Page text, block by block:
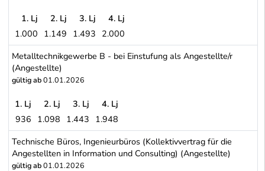
Metalltechnikgewerbe A - bei Einstufung als Arbeiter/in (Arbeiter)
1. Lj 2. Lj 3. Lj
4. Lj
1.000 1.149 1.493 2.000
Metalltechnikgewerbe B - bei Einstufung als Angestellte/r
(Angestellte)
gültig ab01.01.2026
Metalltechnikgewerbe B - bei Einstufung als Angestellte/r
1. Lj 2. Lj 3. Lj
4. Lj
936 1.098 1.443 1.948
Technische Büros, Ingenieurbüros (Kollektivvertrag für die
Angestellten in Information und Consulting) (Angestellte)
gültig ab01.01.2026